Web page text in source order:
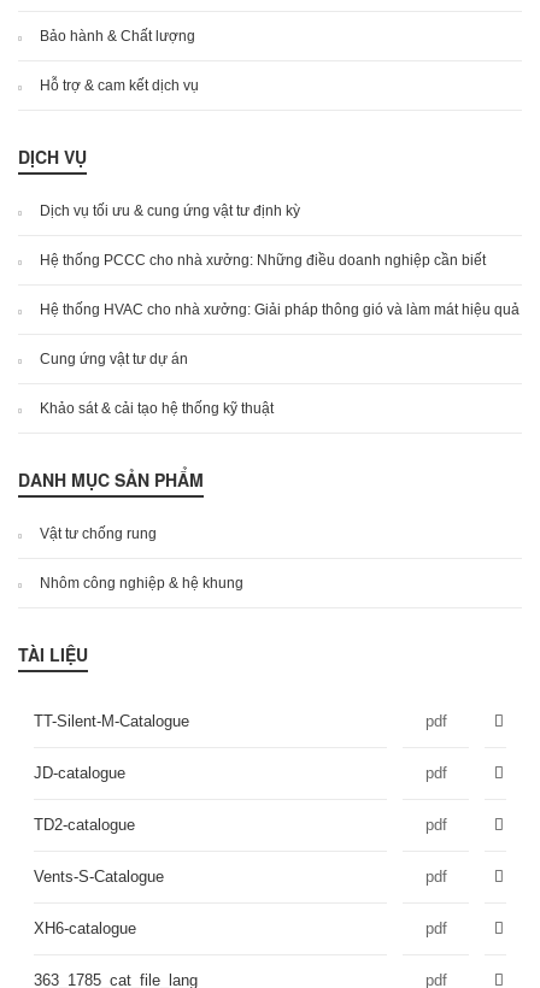
Bảo hành & Chất lượng
Hỗ trợ & cam kết dịch vụ
DỊCH VỤ
Dịch vụ tối ưu & cung ứng vật tư định kỳ
Hệ thống PCCC cho nhà xưởng: Những điều doanh nghiệp cần biết
Hệ thống HVAC cho nhà xưởng: Giải pháp thông gió và làm mát hiệu quả
Cung ứng vật tư dự án
Khảo sát & cải tạo hệ thống kỹ thuật
DANH MỤC SẢN PHẨM
Vật tư chống rung
Nhôm công nghiệp & hệ khung
TÀI LIỆU
TT-Silent-M-Catalogue pdf
JD-catalogue pdf
TD2-catalogue pdf
Vents-S-Catalogue pdf
XH6-catalogue pdf
363_1785_cat_file_lang pdf